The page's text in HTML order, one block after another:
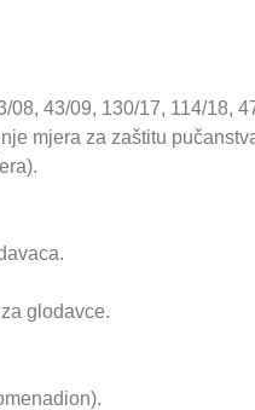
43/09, 130/17, 114/18,
mjera za zaštitu
glodavce.